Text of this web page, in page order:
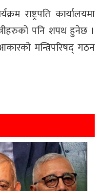
राष्ट्रपति कार्यालयमा
पनि शपथ हुनेछ ।
मन्त्रिपरिषद् गठन